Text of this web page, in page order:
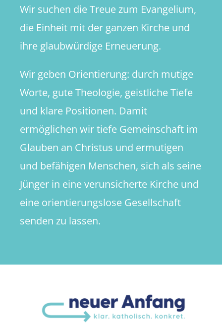
Wir suchen die Treue zum Evangelium,
die Einheit mit der ganzen Kirche und
ihre glaubwürdige Erneuerung.
Wir geben Orientierung: durch mutige
Worte, gute Theologie, geistliche Tiefe
und klare Positionen. Damit
ermöglichen wir tiefe Gemeinschaft im
Glauben an Christus und ermutigen
und befähigen Menschen, sich als seine
Jünger in eine verunsicherte Kirche und
eine orientierungslose Gesellschaft
senden zu lassen.